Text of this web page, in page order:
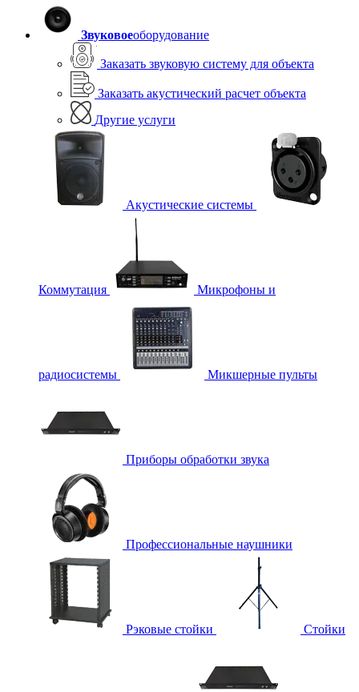
Звуковоеоборудование
Заказать звуковую систему для объекта
Заказать акустический расчет объекта
Другие услуги
Акустические системы
Коммутация Микрофоны и
радиосистемы Микшерные пульты
Приборы обработки звука
Профессиональные наушники
Рэковые стойки Стойки